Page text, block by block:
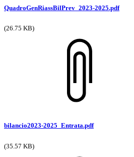
QuadroGenRiassBilPrev_2023-2025.pdf
(26.75 KB)
bilancio2023-2025_Entrata.pdf
(35.57 KB)